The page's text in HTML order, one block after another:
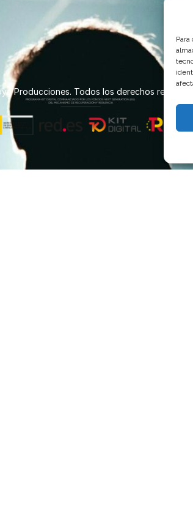
Producciones. Todos los derechos